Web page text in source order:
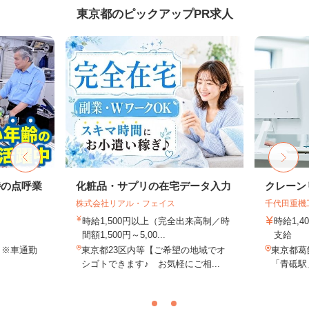
東京都のピックアップPR求人
点呼業
※車通勤
化粧品・サプリの在宅データ入力
株式会社リアル・フェイス
時給1,500円以上（完全出来高制／時
間額1,500円～5,00...
東京都23区内等【ご希望の地域でオ
シゴトできます♪ お気軽にご相...
クレー
千代田重機
時給
支給
東京都葛
「青砥